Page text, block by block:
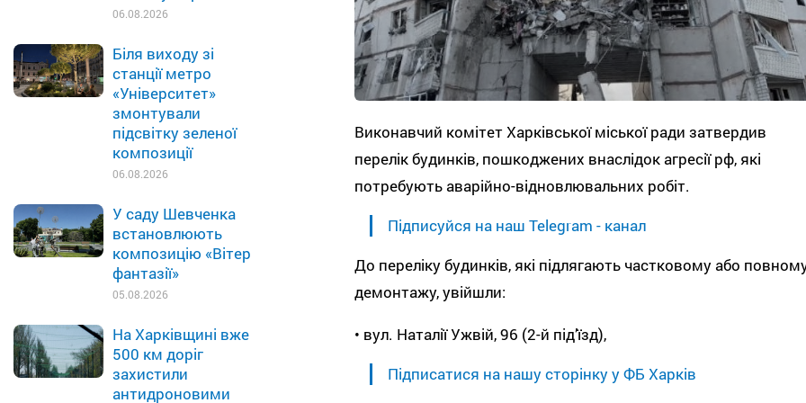
06.08.2026
Біля виходу зі
станції метро
«Університет»
змонтували
підсвітку зеленої
композиції
06.08.2026
У саду Шевченка
встановлюють
композицію «Вітер
фантазії»
05.08.2026
На Харківщині вже
500 км доріг
захистили
антидроновими
Виконавчий комітет Харківської міської ради затвердив
перелік будинків, пошкоджених внаслідок агресії рф, які
потребують аварійно-відновлювальних робіт.
Підписуйся на наш Telegram - канал
До переліку будинків, які підлягають частковому або
демонтажу, увійшли:
• вул. Наталії Ужвій, 96 (2-й під’їзд),
Підписатися на нашу сторінку у ФБ Харків